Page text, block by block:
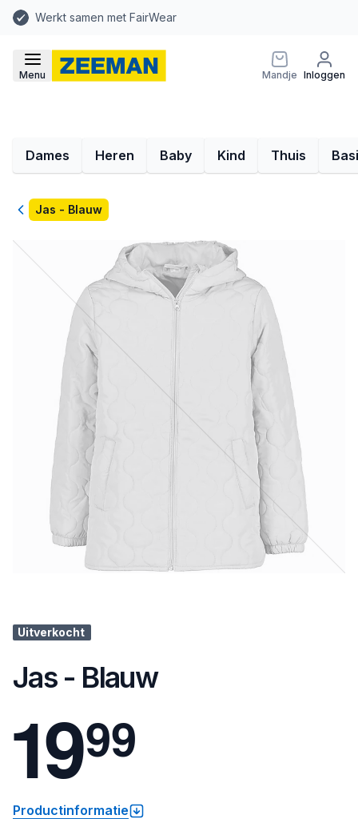
Werkt samen met FairWear
Menu Mandje Inloggen
Dames Heren Baby Kind Thuis
TerugJas - Blauw
Uitverkocht
Jas - Blauw
1999
Productinformatie